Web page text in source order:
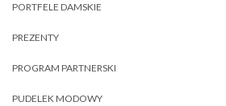
PORTFELE DAMSKIE
PREZENTY
PROGRAM PARTNERSKI
PUDELEK MODOWY